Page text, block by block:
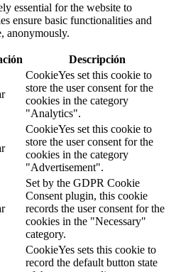
essential for the website to
ensure basic functionalities and
anonymously.
Descripción
CookieYes set this cookie to
store the user consent for the
cookies in the category
"Analytics".
CookieYes set this cookie to
store the user consent for the
cookies in the category
"Advertisement".
Set by the GDPR Cookie
Consent plugin, this cookie
records the user consent for the
cookies in the "Necessary"
category.
CookieYes sets this cookie to
record the default button state